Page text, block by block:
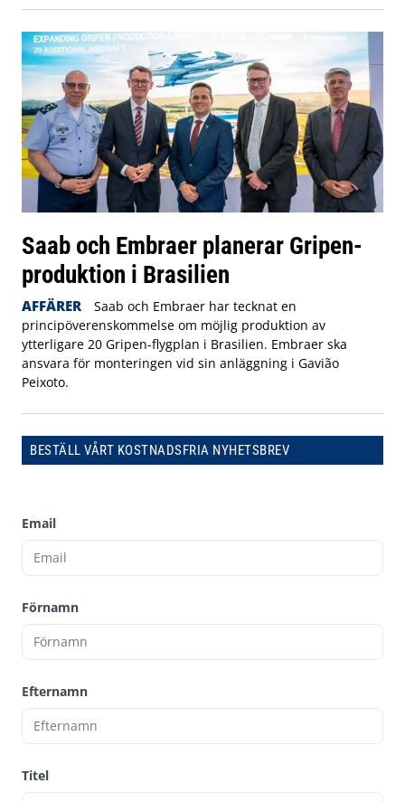
Saab och Embraer planerar Gripen-
produktion i Brasilien
AFFÄRER
Saab och Embraer har tecknat en
principöverenskommelse om möjlig produktion av
ytterligare 20 Gripen-flygplan i Brasilien. Embraer ska
ansvara för monteringen vid sin anläggning i Gavião
Peixoto.
BESTÄLL VÅRT KOSTNADSFRIA NYHETSBREV
Email
Förnamn
Efternamn
Titel